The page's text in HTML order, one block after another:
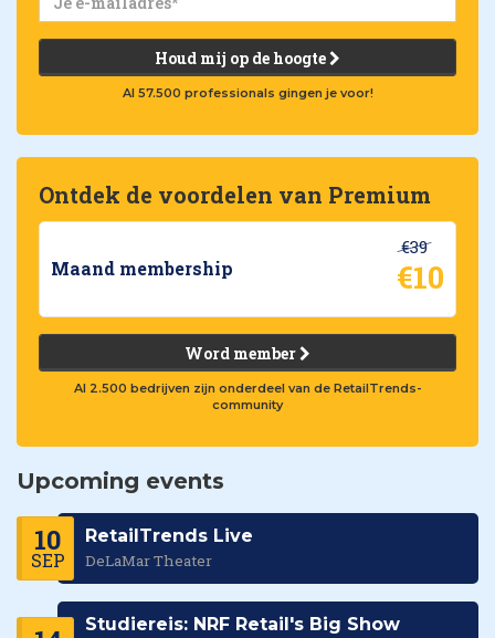
Houd mij op de hoogte
Al 57.500 professionals gingen je voor!
Ontdek de voordelen van Premium
Maand membership
€39
€10
Word member
Al 2.500 bedrijven zijn onderdeel van de RetailTrends-
community
Upcoming events
10
SEP
RetailTrends Live
DeLaMar Theater
Studiereis: NRF Retail's Big Show